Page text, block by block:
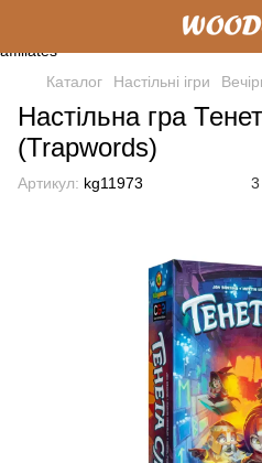
Каталог Настільні ігри
Настільна гра
(Trapwords)
Артикул: kg11973 3